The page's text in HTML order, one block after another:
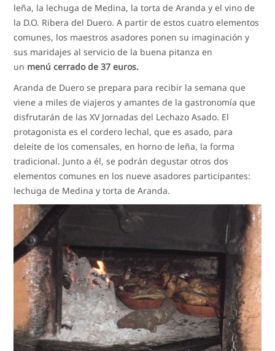
leña, la lechuga de Medina, la torta de Aranda y el vino de
la D.O. Ribera del Duero. A partir de estos cuatro elementos
comunes, los maestros asadores ponen su imaginación y
sus maridajes al servicio de la buena pitanza en
un menú cerrado de 37 euros.
Aranda de Duero se prepara para recibir la semana que
viene a miles de viajeros y amantes de la gastronomía que
disfrutarán de las XV Jornadas del Lechazo Asado. El
protagonista es el cordero lechal, que es asado, para
deleite de los comensales, en horno de leña, la forma
tradicional. Junto a él, se podrán degustar otros dos
elementos comunes en los nueve asadores participantes:
lechuga de Medina y torta de Aranda.